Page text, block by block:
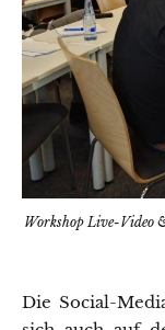
Workshop Live-Video
Die Social-